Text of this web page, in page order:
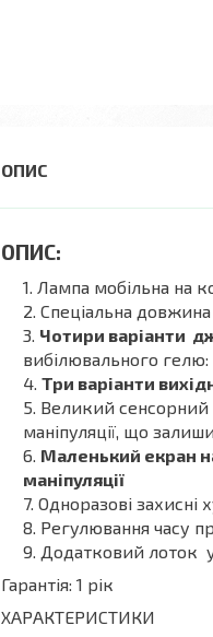
ОПИС:
Лампа мобільна на
Спеціальна
Чотири варіанти
вибілювального гелю:
Три варіанти
Великий сенсорний
маніпуляції, що
Маленький екран
маніпуляції
Одноразові захисні
Регулювання часу
Додатковий лоток
Гарантія: 1 рік
ХАРАКТЕРИСТИКИ